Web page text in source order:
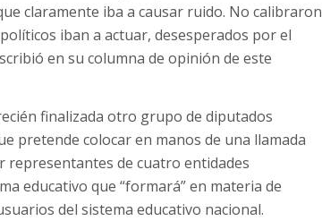
claramente iba a causar ruido. No calibraron
iban a actuar, desesperados por el
en su columna de opinión de este
finalizada otro grupo de diputados
pretende colocar en manos de una llamada
representantes de cuatro entidades
educativo que “formará” en materia de
del sistema educativo nacional.